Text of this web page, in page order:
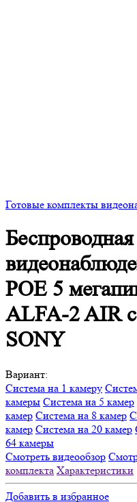
Готовые комплекты
POE 5
ALFA-2 AIR
SONY
Вариант:
Система на 1 камеру
камеры Система на 5 камер
камер Система на 8 камер
камер Система на 20 камер
64 камеры
Смотреть видеообзор
комплекта Характеристики
Добавить в избранное